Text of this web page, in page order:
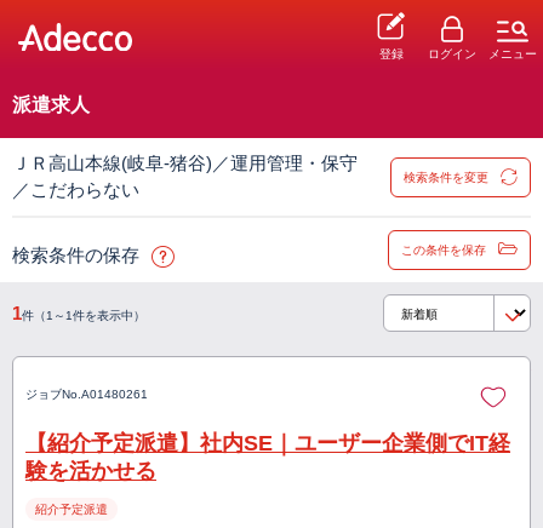
登録 ログイン メニュー
派遣求人
ＪＲ高山本線(岐阜-猪谷)／運用管理・保守
／こだわらない
検索条件を変更
検索条件の保存 この条件を保存
1件（1～1件を表示中）
ジョブNo. A01480261
【紹介予定派遣】社内SE｜ユーザー企業側でIT経
験を活かせる
紹介予定派遣